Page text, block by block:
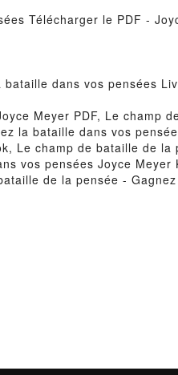
Télécharger le PDF -
dans vos pensées
Meyer PDF, Le champ
la bataille dans vos
Le champ de bataille de
vos pensées Joyce
de la pensée -